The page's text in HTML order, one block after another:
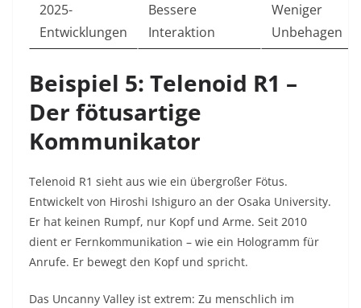
2025-
Entwicklungen
Bessere
Interaktion
Weniger
Unbehagen
Beispiel 5: Telenoid R1 –
Der fötusartige
Kommunikator
Telenoid R1 sieht aus wie ein übergroßer Fötus.
Entwickelt von Hiroshi Ishiguro an der Osaka University.
Er hat keinen Rumpf, nur Kopf und Arme. Seit 2010
dient er Fernkommunikation – wie ein Hologramm für
Anrufe. Er bewegt den Kopf und spricht.​
Das Uncanny Valley ist extrem: Zu menschlich im